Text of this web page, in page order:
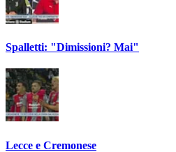
Spalletti: "Dimissioni? Mai"
Lecce e Cremonese